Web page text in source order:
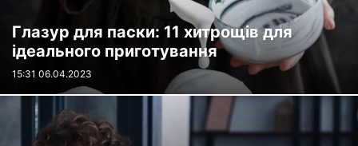
Глазур для паски: 11 хитрощів для
ідеального приготування
15:31 06.04.2023